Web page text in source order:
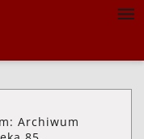
Archiwum